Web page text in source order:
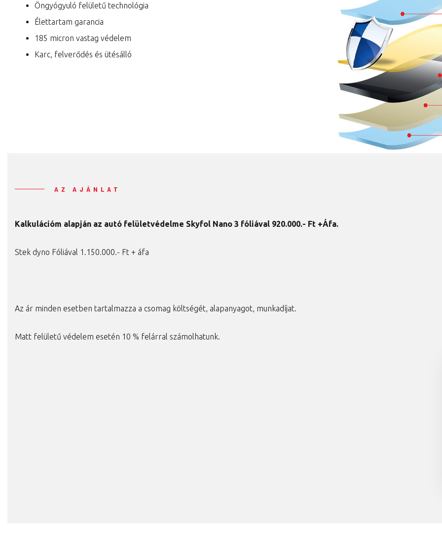
Öngyógyuló felületű technológia
Élettartam garancia
185 micron vastag védelem
Karc, felverődés és ütésálló
AZ AJÁNLAT
Kalkulációm alapján az autó felületvédelme Skyfol Nano 3 fóliával 920.000.- Ft +Áfa.
Stek dyno Fóliával 1.150.000.- Ft + áfa
Az ár minden esetben tartalmazza a csomag költségét, alapanyagot, munkadíjat.
Matt felületű védelem esetén 10 % felárral számolhatunk.